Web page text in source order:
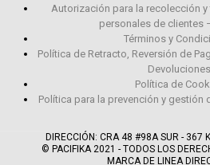
Autorización para la recolección
personales de clientes
Términos y
Política de Retracto, Reversión de
Devoluciones
Política de
Política para la prevención y gestión
DIRECCIÓN: CRA 48 #98A SUR - 367
© PACIFIKA 2021 - TODOS LOS
MARCA DE LINEA